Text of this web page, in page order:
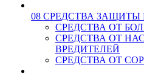
08 СРЕДСТВА ЗАЩИТЫ
СРЕДСТВА ОТ
СРЕДСТВА ОТ
ВРЕДИТЕЛЕЙ
СРЕДСТВА ОТ